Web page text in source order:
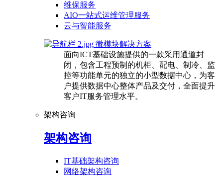
维保服务
AIO一站式运维管理服务
云与智能服务
微模块解决方案
面向ICT基础设施提供的一款采用通道封
闭，包含工程预制的机柜、配电、制冷、监
控等功能单元的独立的小型数据中心，为客
户提供数据中心整体产品及交付，全面提升
客户IT服务管理水平。
架构咨询
架构咨询
IT基础架构咨询
网络架构咨询